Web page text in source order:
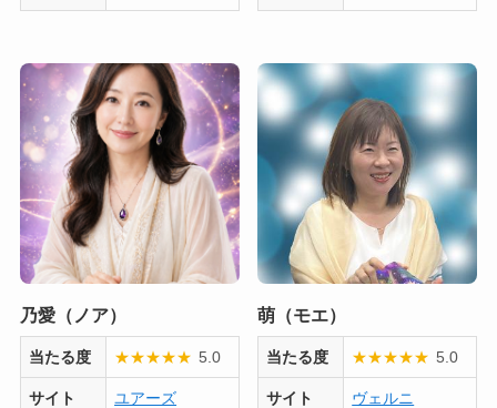
乃愛（ノア）
当たる度 ★★★★★ 5.0
サイト ユアーズ
萌（モエ）
当たる度 ★★★★★ 5.0
サイト ヴェルニ